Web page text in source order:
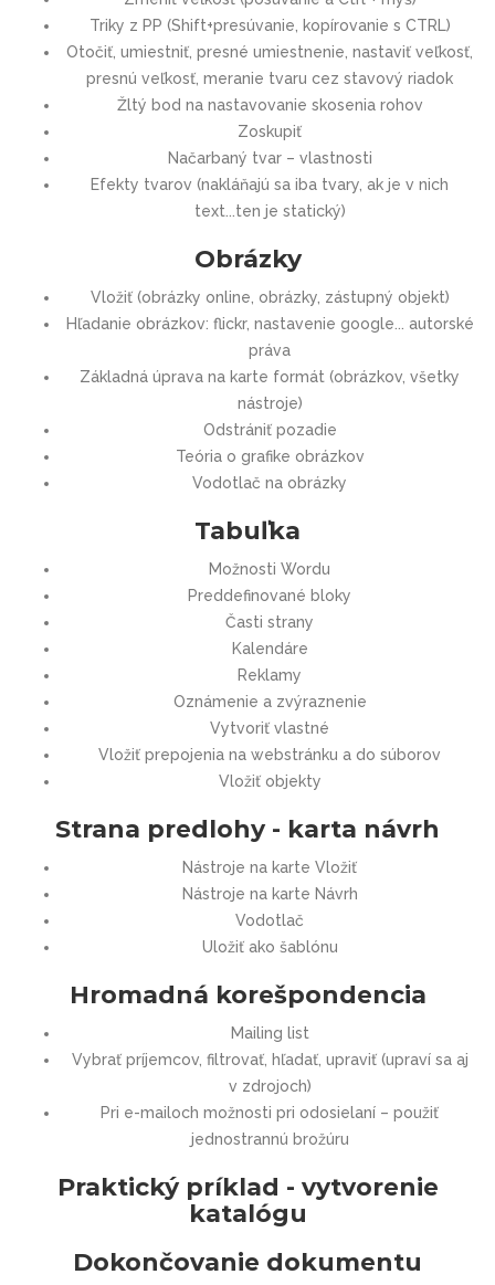
Triky z PP (Shift+presúvanie, kopírovanie s CTRL)
Otočiť, umiestniť, presné umiestnenie, nastaviť veľkosť,
presnú veľkosť, meranie tvaru cez stavový riadok
Žltý bod na nastavovanie skosenia rohov
Zoskupiť
Načarbaný tvar – vlastnosti
Efekty tvarov (nakláňajú sa iba tvary, ak je v nich
text...ten je statický)
Obrázky
Vložiť (obrázky online, obrázky, zástupný objekt)
Hľadanie obrázkov: flickr, nastavenie google... autorské
práva
Základná úprava na karte formát (obrázkov, všetky
nástroje)
Odstrániť pozadie
Teória o grafike obrázkov
Vodotlač na obrázky
Tabuľka
Možnosti Wordu
Preddefinované bloky
Časti strany
Kalendáre
Reklamy
Oznámenie a zvýraznenie
Vytvoriť vlastné
Vložiť prepojenia na webstránku a do súborov
Vložiť objekty
Strana predlohy - karta návrh
Nástroje na karte Vložiť
Nástroje na karte Návrh
Vodotlač
Uložiť ako šablónu
Hromadná korešpondencia
Mailing list
Vybrať príjemcov, filtrovať, hľadať, upraviť (upraví sa aj
v zdrojoch)
Pri e-mailoch možnosti pri odosielaní – použiť
jednostrannú brožúru
Praktický príklad - vytvorenie
katalógu
Dokončovanie dokumentu